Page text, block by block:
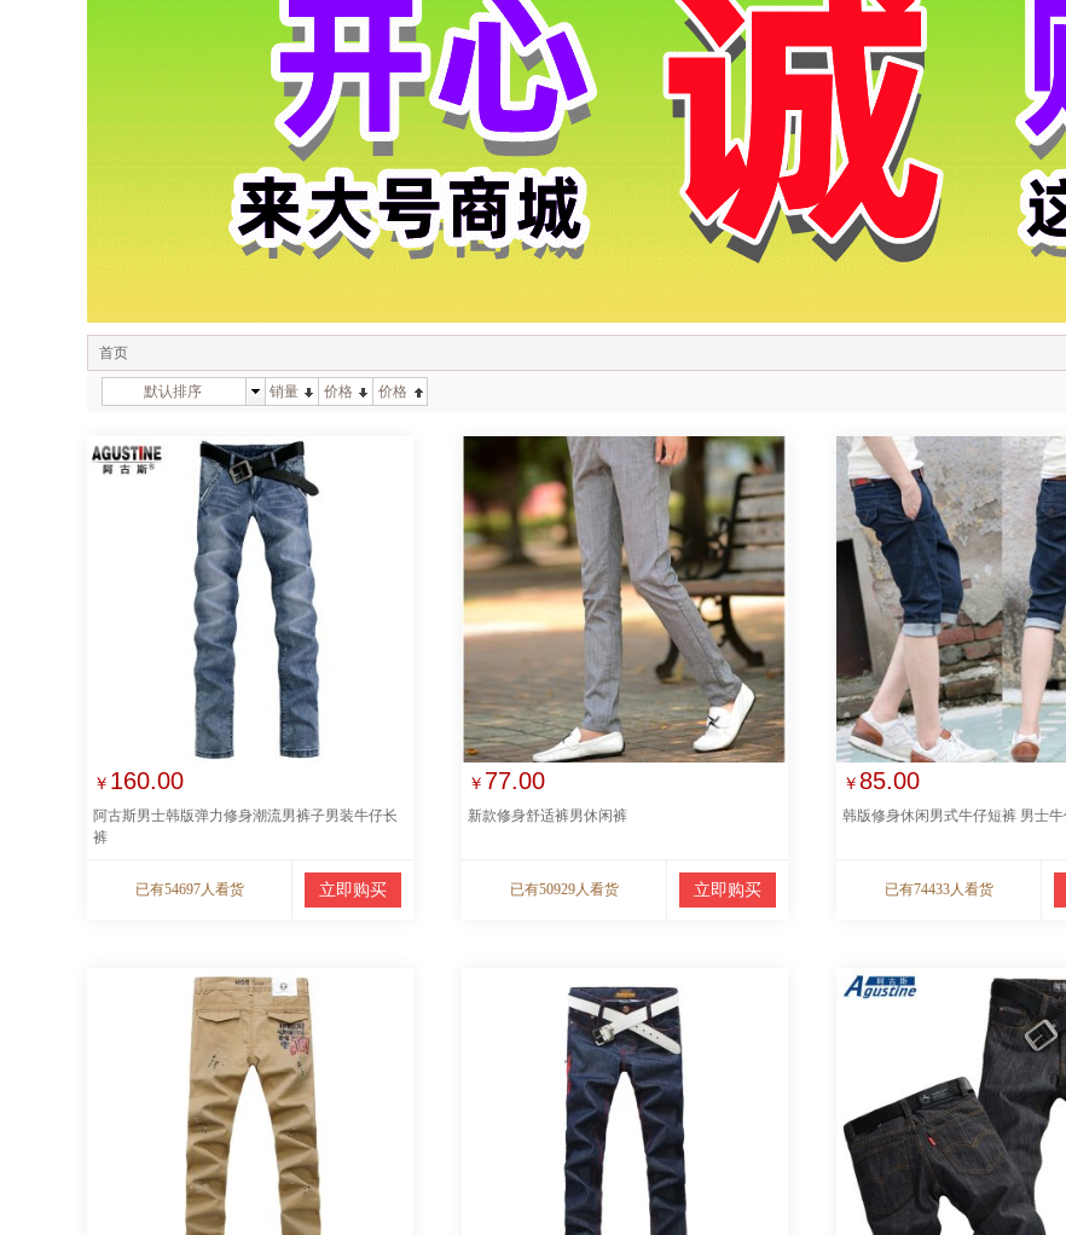
首页
默认排序 销量 价格 价格
￥ 160.00
阿古斯男士韩版弹力修身潮流男裤子男装牛仔长
裤
已有54697人看货 立即购买
￥ 77.00
新款修身舒适裤男休闲裤
已有50929人看货 立即购买
￥ 85.00
韩版修身休闲男式牛仔短裤 男士
已有74433人看货